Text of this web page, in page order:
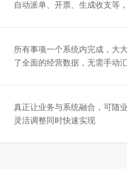
自动派单、开票、生成收支等
所有事项一个系统内完成，大
了全面的经营数据，无需手动
真正让业务与系统融合，可随
灵活调整同时快速实现